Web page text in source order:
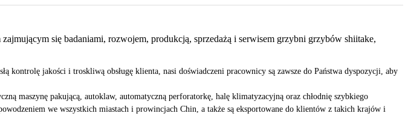
się badaniami, rozwojem, produkcją, sprzedażą i serwisem grzybni grzybów shiitake,
jakości i troskliwą obsługę klienta, nasi doświadczeni pracownicy są zawsze do Państwa dyspozycji, aby
maszynę pakującą, autoklaw, automatyczną perforatorkę, halę klimatyzacyjną oraz chłodnię szybkiego
we wszystkich miastach i prowincjach Chin, a także są eksportowane do klientów z takich krajów i